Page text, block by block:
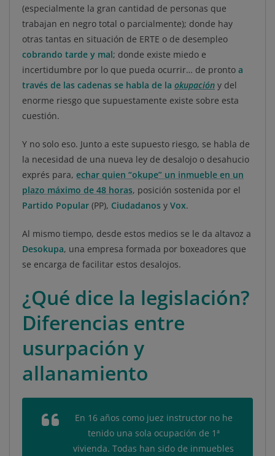
(especialmente la gran cantidad de personas que
trabajan en negro total o parcialmente); donde hay
otras tantas en situación de ERTE o de desempleo
cobrando tarde y mal; donde existe miedo e
incertidumbre por lo que pueda ocurrir… de pronto a
través de las cadenas se habla de la okupación y del
enorme riesgo que supuestamente existe sobre esta
cuestión.
Y no solo eso. Junto a este supuesto riesgo, se habla de
la necesidad de una nueva ley de desalojo o desahucio
exprés para, echar quien “okupe” un inmueble en un
plazo máximo de 48 horas, posición sostenida por el
Partido Popular (PP), Ciudadanos y Vox.
Al mismo tiempo, desde estos medios se le da altavoz a
Desokupa, una empresa formada por boxeadores que
se encarga de facilitar estos desalojos.
¿Qué dice la legislación?
Diferencias entre
usurpación y
allanamiento
En 16 años como juez instructor no he
tenido una sola ocupación de 1ª
vivienda. Todas han sido de inmuebles